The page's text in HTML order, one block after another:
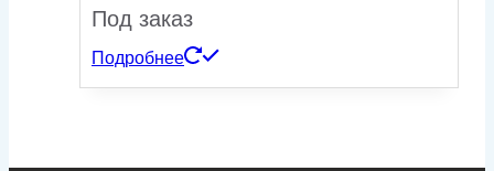
Под заказ
Подробнее